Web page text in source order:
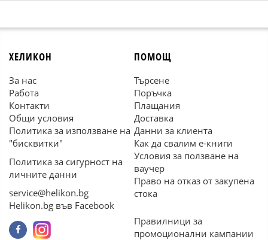
ХЕЛИКОН
За нас
Работа
Контакти
Общи условия
Политика за използване на
"бисквитки"
Политика за сигурност на
личните данни
service@helikon.bg
Helikon.bg във Facebook
ПОМОЩ
Търсене
Поръчка
Плащания
Доставка
Данни за клиента
Как да свалим е-книги
Условия за ползване на
ваучер
Право на отказ от закупена
стока
Правилници за
промоционални кампании